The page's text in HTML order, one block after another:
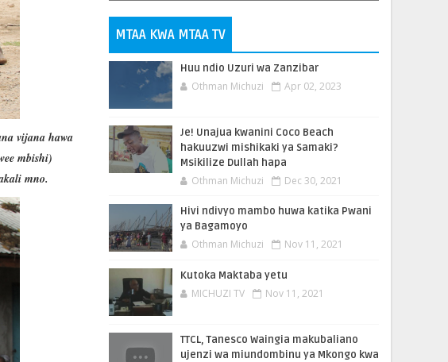
vijana hawa
mbishi)
mno.
MTAA KWA MTAA TV
Huu ndio Uzuri wa Zanzibar
Othman Michuzi Apr 02, 2023
Je! Unajua kwanini Coco Beach
hakuuzwi mishikaki ya Samaki?
Msikilize Dullah hapa
Othman Michuzi Dec 30, 2021
Hivi ndivyo mambo huwa katika Pwani
ya Bagamoyo
Othman Michuzi Nov 11, 2021
Kutoka Maktaba yetu
MICHUZI TV Nov 11, 2021
TTCL, Tanesco Waingia makubaliano
ujenzi wa miundombinu ya Mkongo kwa